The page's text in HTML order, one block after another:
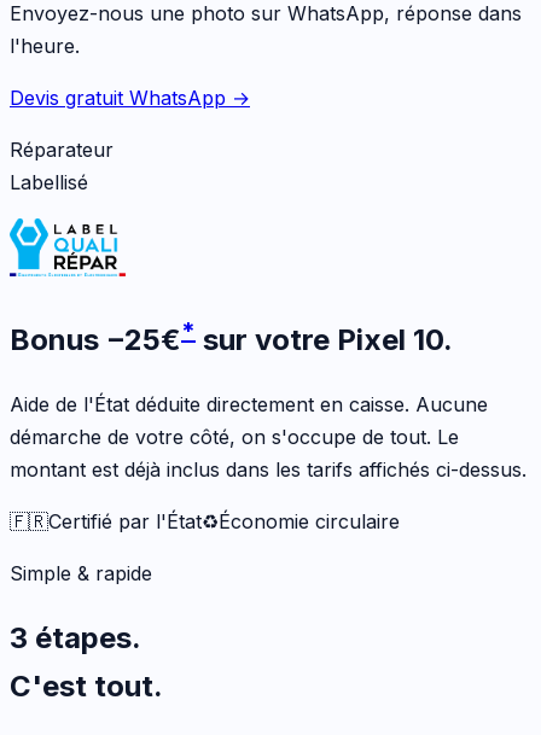
Envoyez-nous une photo sur WhatsApp, réponse dans
l'heure.
Devis gratuit WhatsApp →
Réparateur
Labellisé
Bonus −25€* sur votre Pixel 10.
Aide de l'État déduite directement en caisse. Aucune
démarche de votre côté, on s'occupe de tout. Le
montant est déjà inclus dans les tarifs affichés ci-dessus.
🇫🇷Certifié par l'État♻️Économie circulaire
Simple & rapide
3 étapes.
C'est tout.